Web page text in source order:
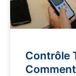
Contrôle